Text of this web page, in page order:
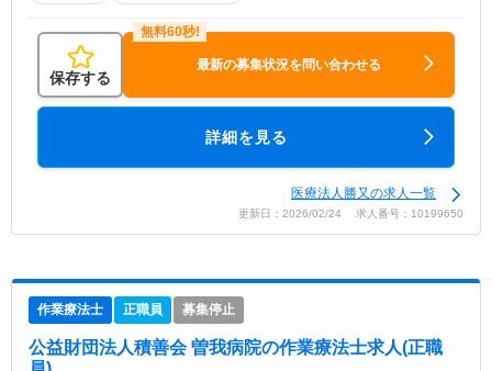
保存する
最新の募集状況を問い合わせる
詳細を見る
医療法人勝又の求人一覧
更新日：2026/02/24 求人番号：10199650
作業療法士 正職員 募集停止
公益財団法人積善会 曽我病院の作業療法士求人(正職